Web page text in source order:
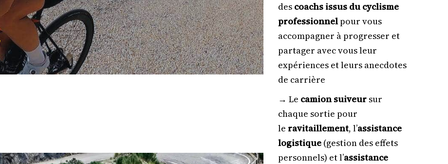
des coachs issus du cyclisme
professionnelpour vous
accompagner à progresser et
partager avec vous leur
expériences et leurs anecdotes
de carrière
→ Le camion suiveursur
chaque sortie pour
le ravitaillement, l’assistance
logistique(gestion des effets
personnels) et l’assistance